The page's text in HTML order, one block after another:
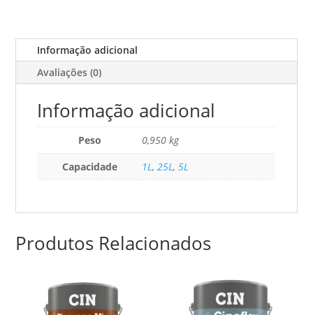
Informação adicional
Avaliações (0)
Informação adicional
Peso
0,950 kg
Capacidade
1L,25L,5L
Produtos Relacionados